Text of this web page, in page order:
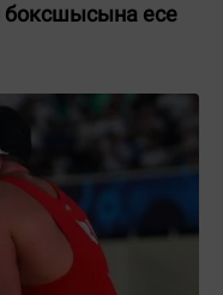
боксшысына есе